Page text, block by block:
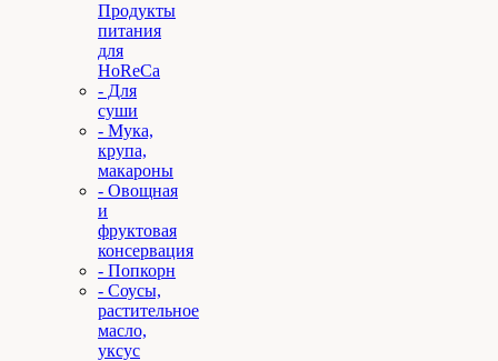
Продукты
питания
для
HoReCa
- Для
суши
- Мука,
крупа,
макароны
- Овощная
и
фруктовая
консервация
- Попкорн
- Соусы,
растительное
масло,
уксус